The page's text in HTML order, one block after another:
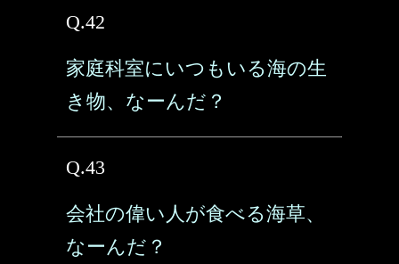
Q.42
家庭科室にいつもいる海の生
き物、なーんだ？
Q.43
会社の偉い人が食べる海草、
なーんだ？